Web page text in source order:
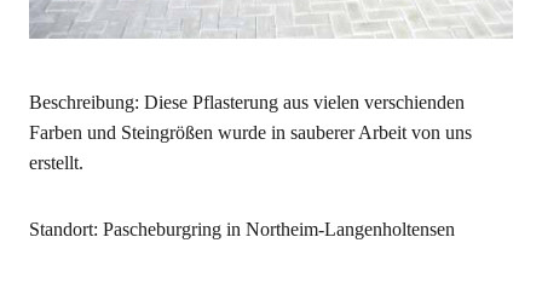
Beschreibung: Diese Pflasterung aus vielen verschienden
Farben und Steingrößen wurde in sauberer Arbeit von uns
erstellt.
Standort: Pascheburgring in Northeim-Langenholtensen